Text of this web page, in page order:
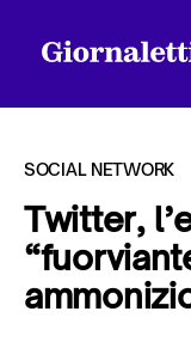
Tutti gli articoli
SOCIAL NETWORK
Twitter,